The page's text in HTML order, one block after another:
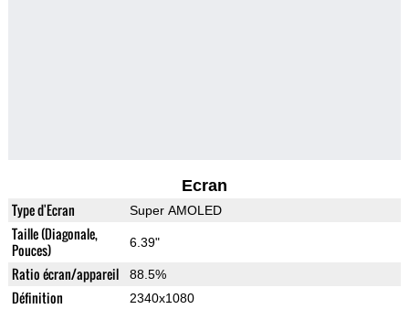
Ecran
Type d'Ecran Super AMOLED
Taille (Diagonale,
Pouces)
6.39"
Ratio écran/appareil 88.5%
Définition 2340x1080